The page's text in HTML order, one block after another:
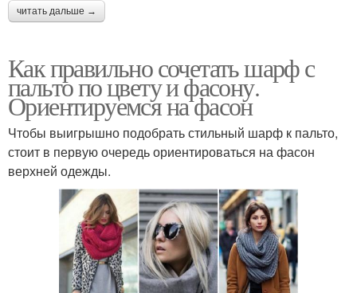
читать дальше →
Как правильно сочетать шарф с
пальто по цвету и фасону.
Ориентируемся на фасон
Чтобы выигрышно подобрать стильный шарф к пальто,
стоит в первую очередь ориентироваться на фасон
верхней одежды.